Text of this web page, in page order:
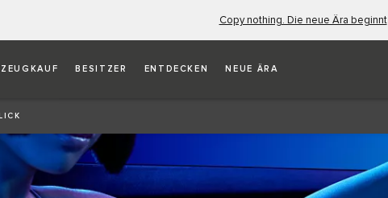
Copy nothing. Die neue Ära beginnt
BESITZER ENTDECKEN NEUE ÄRA